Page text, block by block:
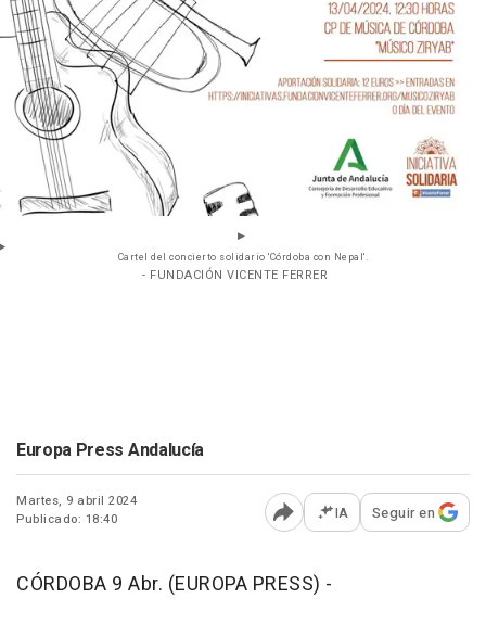
Cartel del concierto solidario 'Córdoba con Nepal'.
- FUNDACIÓN VICENTE FERRER
Europa Press Andalucía
Martes, 9 abril 2024
Publicado: 18:40
Abrir opciones para
IA Seguir en
CÓRDOBA 9 Abr. (EUROPA PRESS) -